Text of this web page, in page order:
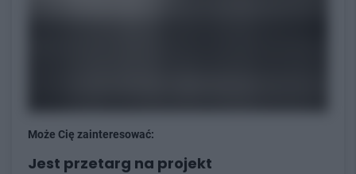
Może Cię zainteresować:
Jest przetarg na projekt